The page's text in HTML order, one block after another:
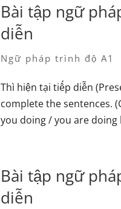
Bài tập ngữ
diễn
Ngữ pháp trình độ A1
Thì hiện tại tiếp diễn
complete the sentences.
you doing / you are
Bài tập ngữ
diễn